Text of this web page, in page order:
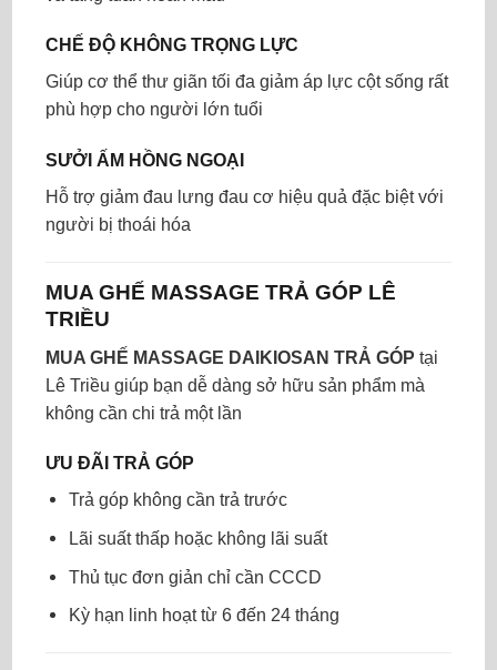
CHẾ ĐỘ KHÔNG TRỌNG LỰC
Giúp cơ thể thư giãn tối đa giảm áp lực cột sống rất
phù hợp cho người lớn tuổi
SƯỞI ẤM HỒNG NGOẠI
Hỗ trợ giảm đau lưng đau cơ hiệu quả đặc biệt với
người bị thoái hóa
MUA GHẾ MASSAGE TRẢ GÓP LÊ
TRIỀU
MUA GHẾ MASSAGE DAIKIOSAN TRẢ GÓP tại
Lê Triều giúp bạn dễ dàng sở hữu sản phẩm mà
không cần chi trả một lần
ƯU ĐÃI TRẢ GÓP
Trả góp không cần trả trước
Lãi suất thấp hoặc không lãi suất
Thủ tục đơn giản chỉ cần CCCD
Kỳ hạn linh hoạt từ 6 đến 24 tháng